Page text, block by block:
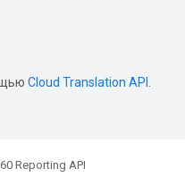
Cloud Translation API
Reporting API